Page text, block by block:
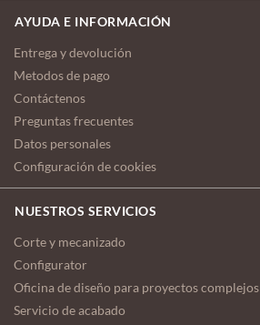
AYUDA E INFORMACIÓN
Entrega y devolución
Metodos de pago
Contáctenos
Preguntas frecuentes
Datos personales
Configuración de cookies
NUESTROS SERVICIOS
Corte y mecanizado
Configurator
Oficina de diseño para proyectos complejos
Servicio de acabado